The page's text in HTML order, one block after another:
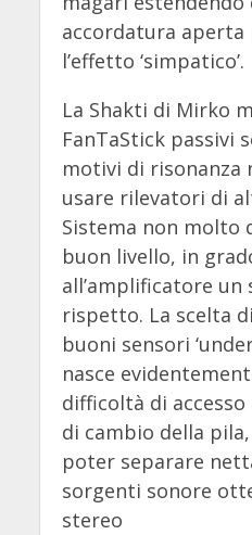
accordatura aperta
l’effetto ‘simpatico’.
La Shakti di Mirko
FanTaStick passivi
motivi di risonanza
usare rilevatori di
Sistema non molto
buon livello, in
all’amplificatore
rispetto. La scelta
buoni sensori
nasce
difficoltà di accesso
di cambio della pila,
poter separare
sorgenti sonore
stereo